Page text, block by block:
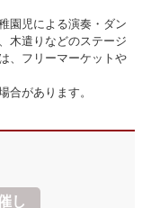
園児による演奏・ダン
木遣りなどのステージ
、フリーマーケットや
合があります。
し